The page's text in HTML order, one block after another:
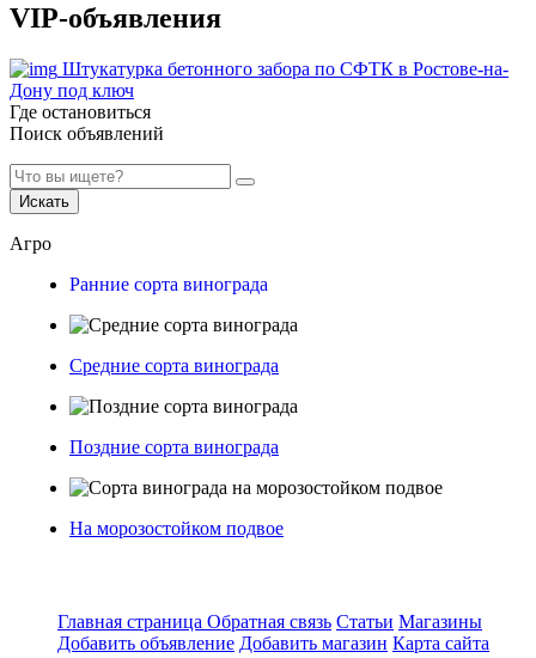
VIP-объявления
Штукатурка бетонного забора по СФТК в Ростове-на-
Дону под ключ
Где остановиться
Поиск объявлений
Искать
Агро
Ранние сорта винограда
Средние сорта винограда
Поздние сорта винограда
На морозостойком подвое
Главная страница Обратная связь Статьи Магазины
Добавить объявление Добавить магазин Карта сайта